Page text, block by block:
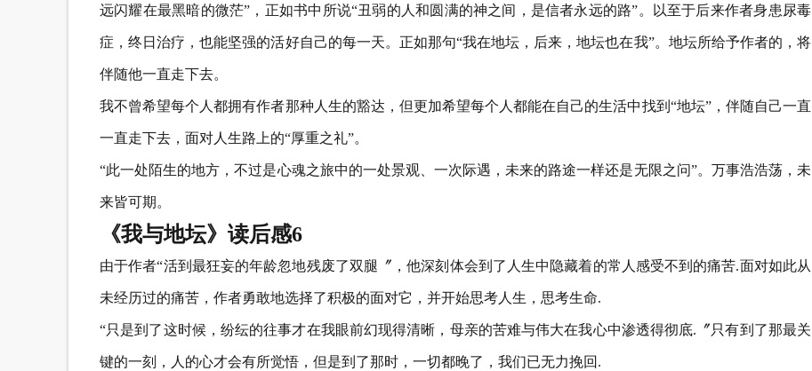
远闪耀在最黑暗的微茫”，正如书中所说“丑弱的人和圆满的神之间，是信者永远的路”。以至于后来作者身患尿毒
症，终日治疗，也能坚强的活好自己的每一天。正如那句“我在地坛，后来，地坛也在我”。地坛所给予作者的，将
伴随他一直走下去。
我不曾希望每个人都拥有作者那种人生的豁达，但更加希望每个人都能在自己的生活中找到“地坛”，伴随自己一直
一直走下去，面对人生路上的“厚重之礼”。
“此一处陌生的地方，不过是心魂之旅中的一处景观、一次际遇，未来的路途一样还是无限之问”。万事浩浩荡，未
来皆可期。
《我与地坛》读后感6
由于作者“活到最狂妄的年龄忽地残废了双腿〞，他深刻体会到了人生中隐藏着的常人感受不到的痛苦.面对如此从
未经历过的痛苦，作者勇敢地选择了积极的面对它，并开始思考人生，思考生命.
“只是到了这时候，纷纭的往事才在我眼前幻现得清晰，母亲的苦难与伟大在我心中渗透得彻底.〞只有到了那最关
键的一刻，人的心才会有所觉悟，但是到了那时，一切都晚了，我们已无力挽回.